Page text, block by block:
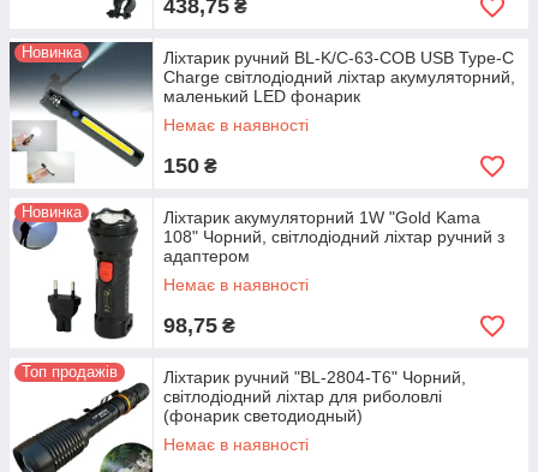
438,75 ₴
Новинка
Ліхтарик ручний BL-K/C-63-COB USB Type-C
Charge світлодіодний ліхтар акумуляторний,
маленький LED фонарик
Немає в наявності
150 ₴
Новинка
Ліхтарик акумуляторний 1W "Gold Kama
108" Чорний, світлодіодний ліхтар ручний з
адаптером
Немає в наявності
98,75 ₴
Топ продажів
Ліхтарик ручний "BL-2804-T6" Чорний,
світлодіодний ліхтар для риболовлі
(фонарик светодиодный)
Немає в наявності